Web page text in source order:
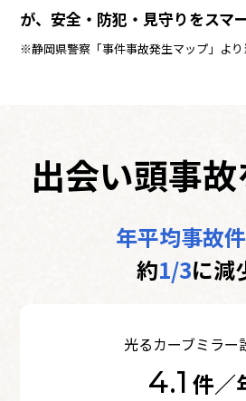
が、 安全・防犯・見守りをスマ
※静岡県警察「事件事故発生マップ」よ
出会い頭事故
年平均事故
約1/3に減
光るカーブミラー
4.1 件／